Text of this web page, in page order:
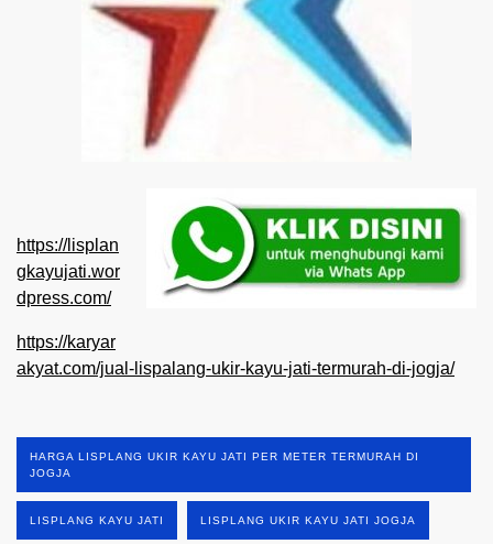
https://lisplan
gkayujati.wor
dpress.com/
https://karyar
akyat.com/jual-lispalang-ukir-kayu-jati-termurah-di-jogja/
HARGA LISPLANG UKIR KAYU JATI PER METER TERMURAH DI
JOGJA
LISPLANG KAYU JATI LISPLANG UKIR KAYU JATI JOGJA